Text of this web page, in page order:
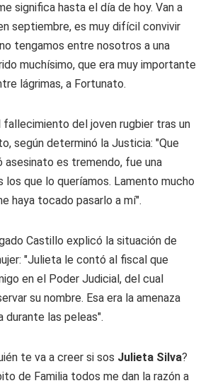
significa hasta el día de hoy. Van a
septiembre, es muy difícil convivir
tengamos entre nosotros a una
muchísimo, que era muy importante
lágrimas, a Fortunato.
fallecimiento del joven rugbier tras un
según determinó la Justicia: "Que
asesinato es tremendo, fue una
los que lo queríamos. Lamento mucho
haya tocado pasarlo a mí".
Castillo explicó la situación de
"Julieta le contó al fiscal que
en el Poder Judicial, del cual
su nombre. Esa era la amenaza
durante las peleas".
te va a creer si sos Julieta Silva?
de Familia todos me dan la razón a